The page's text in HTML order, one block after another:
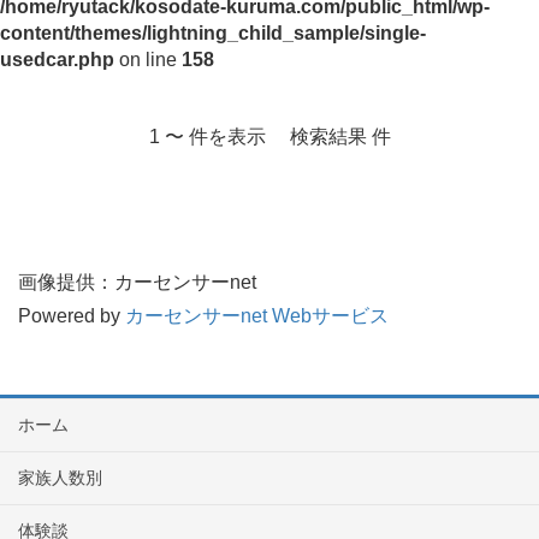
/home/ryutack/kosodate-kuruma.com/public_html/wp-
content/themes/lightning_child_sample/single-
usedcar.php on line 158
1 〜 件を表示 検索結果 件
画像提供：カーセンサーnet
Powered by カーセンサーnet Webサービス
ホーム
家族人数別
体験談